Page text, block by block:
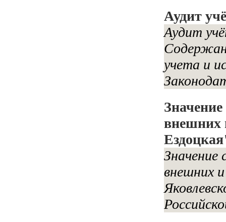
Аудит
Аудит
учета и
внешних
Значение
внешних